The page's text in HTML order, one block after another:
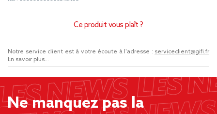
Ce produit vous plaît ?
Notre service client est à votre écoute à l'adresse : serviceclient@gifi.fr
En savoir plus...
Ne manquez pas la